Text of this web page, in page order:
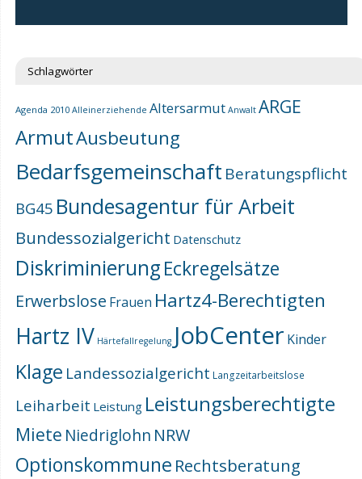
Schlagwörter
Agenda 2010 Alleinerziehende Altersarmut Anwalt ARGE
ArmutAusbeutung
Bedarfsgemeinschaft Beratungspflicht
BG45 Bundesagentur für Arbeit
Bundessozialgericht Datenschutz
DiskriminierungEckregelsätze
Erwerbslose Frauen Hartz4-Berechtigten
Hartz IV Härtefallregelung JobCenter Kinder
Klage Landessozialgericht Langzeitarbeitslose
Leiharbeit Leistung Leistungsberechtigte
Miete Niedriglohn NRW
Optionskommune Rechtsberatung